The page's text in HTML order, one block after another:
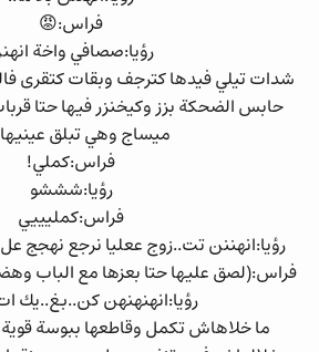
فراس:😡
رؤيا:صصافي واخة
شدات تيلي فيدها كترجف وبقات كتقرى
حابس الضحكة بزز وكيخنزر فيها حتا
ميساج وهي تبلق
فراس:كملي!
رؤيا:شششو
فراس:كمليييي
رؤيا:انهننن تت..زوج ععليا نرجع نهجج
فراس:(لصق عليها حتا بعزها مع الباب
رؤيا:انهنهنهن كن..بغ..يك
ما خلاهاش تكمل وقاطعها ببوسة